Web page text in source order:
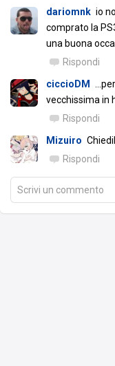
dariomnk io
comprato la
una buona
Rispondi
ciccioDM
vecchissima in
Rispondi
Mizuiro
Rispondi
Scrivi un commento